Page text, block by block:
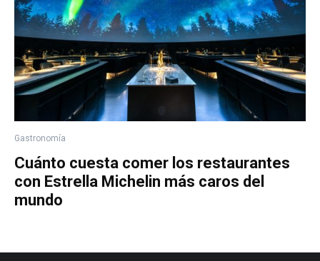
Gastronomía
Cuánto cuesta comer los restaurantes
con Estrella Michelin más caros del
mundo